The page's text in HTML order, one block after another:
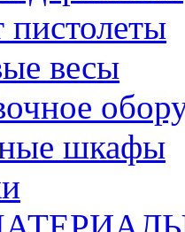
пистолеты
весы
шкафы